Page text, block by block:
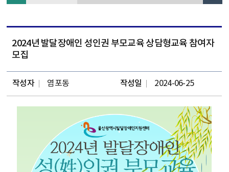
2024년 발달장애인 성인권 부모교육 상담형교육 참여자
모집
작성자 염포동 작성일 2024-06-25